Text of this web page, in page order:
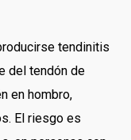
tendinitis
del tendón de
en hombro,
El riesgo es